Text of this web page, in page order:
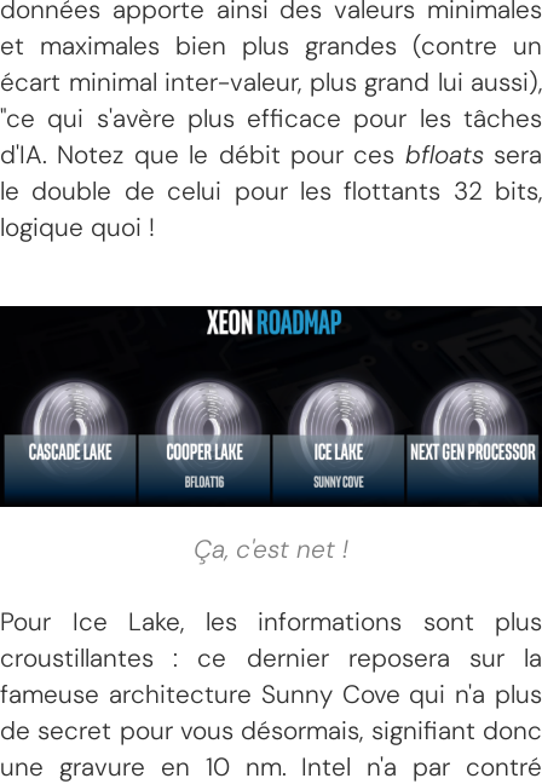
données apporte ainsi des valeurs minimales
et maximales bien plus grandes (contre un
écart minimal inter-valeur, plus grand lui aussi),
"ce qui s'avère plus efficace pour les tâches
d'IA. Notez que le débit pour ces bfloatssera
le double de celui pour les flottants 32 bits,
logique quoi !
Ça, c'est net !
Pour Ice Lake, les informations sont plus
croustillantes : ce dernier reposera sur la
fameuse architecture Sunny Cove qui n'a plus
de secret pour vous désormais, signifiant donc
une gravure en 10 nm. Intel n'a par contré